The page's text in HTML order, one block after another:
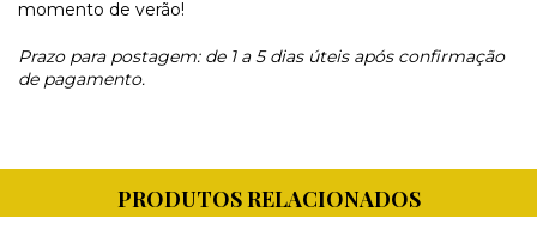
momento de verão!
Prazo para postagem: de 1 a 5 dias úteis após confirmação
de pagamento.
PRODUTOS RELACIONADOS